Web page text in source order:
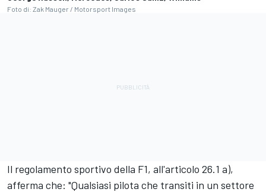
Foto di: Zak Mauger / Motorsport Images
Il regolamento sportivo della F1, all'articolo 26.1 a),
afferma che: "Qualsiasi pilota che transiti in un settore